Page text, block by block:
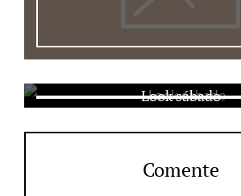
Look sábado
Comente